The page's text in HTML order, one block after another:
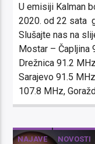
U emisiji Kalman
2020. od 22 sata
Slušajte nas na
Mostar – Čapljina
Drežnica 91.2
Sarajevo 91.5
107.8 MHz,
NAJAVE NOVOSTI